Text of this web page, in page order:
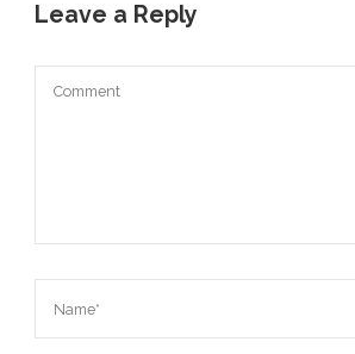
Leave a Reply